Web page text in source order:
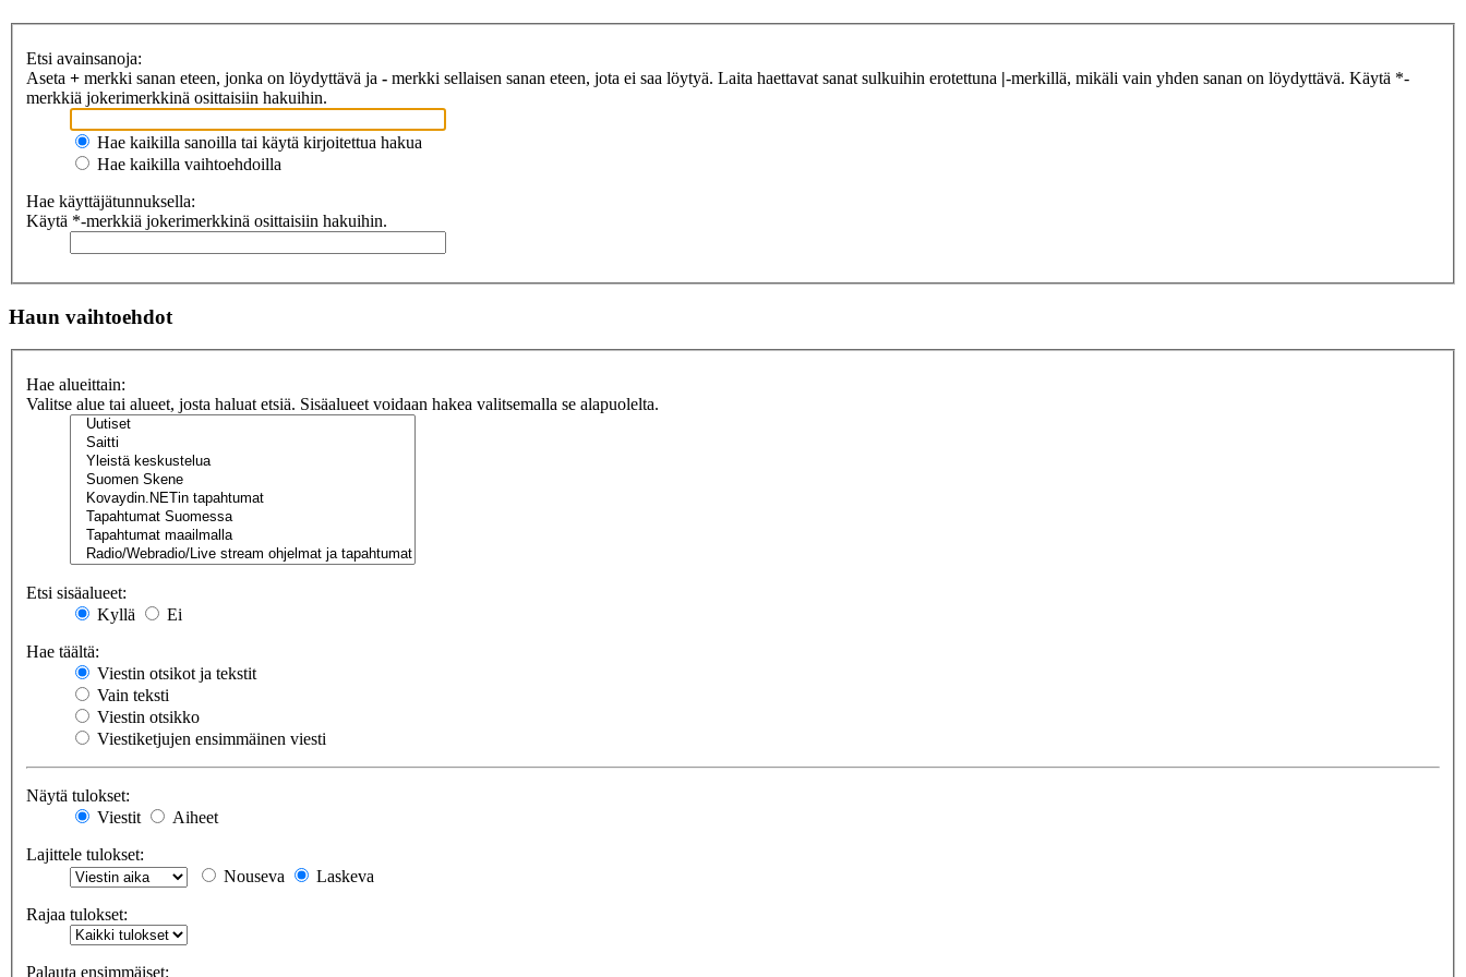
Etsi avainsanoja:
Aseta + merkki sanan eteen, jonka on löydyttävä ja - merkki sellaisen sanan eteen, jota ei saa löytyä. Laita haettavat sanat sulkuihin erotettuna |-merkillä, mikäli vain yhden sanan on löydyttävä. Käytä *-
merkkiä jokerimerkkinä osittaisiin hakuihin.
Hae kaikilla sanoilla tai käytä kirjoitettua hakua
Hae kaikilla vaihtoehdoilla
Hae käyttäjätunnuksella:
Käytä *-merkkiä jokerimerkkinä osittaisiin hakuihin.
Haun vaihtoehdot
Hae alueittain:
Valitse alue tai alueet, josta haluat etsiä. Sisäalueet voidaan hakea valitsemalla se alapuolelta.
Etsi sisäalueet:
Kyllä
Ei
Hae täältä:
Viestin otsikot ja tekstit
Vain teksti
Viestin otsikko
Viestiketjujen ensimmäinen viesti
Näytä tulokset:
Viestit
Aiheet
Lajittele tulokset:
Nouseva
Laskeva
Rajaa tulokset:
Palauta ensimmäiset: